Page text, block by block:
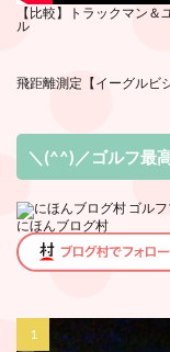
【比較】トラックマン
ル
飛距離測定 【イーグルビ
＼(^^)／ゴルフ最
にほんブログ村